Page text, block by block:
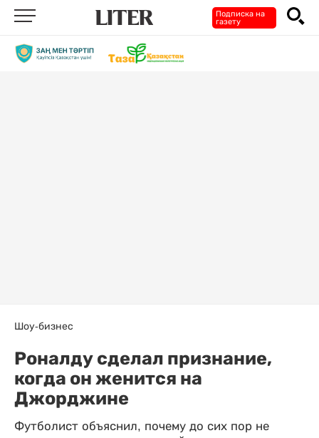
Подписка на
газету
Шоу-бизнес
Роналду сделал признание,
когда он женится на
Джорджине
Футболист объяснил, почему до сих пор не